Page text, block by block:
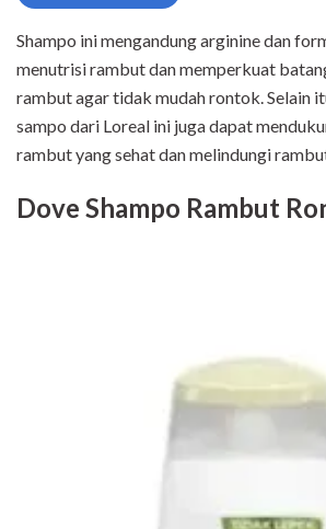
Shampo ini mengandung arginine dan
menutrisi rambut dan memperkuat
rambut agar tidak mudah rontok. Selain
sampo dari Loreal ini juga dapat
rambut yang sehat dan melindungi
Dove Shampo Rambut